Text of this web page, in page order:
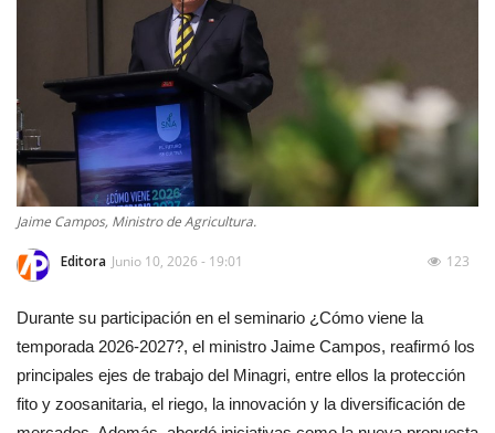
Espectáculos
Jaime Campos, Ministro de Agricultura.
Editora Junio 10, 2026 - 19:01 123
Durante su participación en el seminario ¿Cómo viene la
temporada 2026-2027?, el ministro Jaime Campos, reafirmó los
principales ejes de trabajo del Minagri, entre ellos la protección
fito y zoosanitaria, el riego, la innovación y la diversificación de